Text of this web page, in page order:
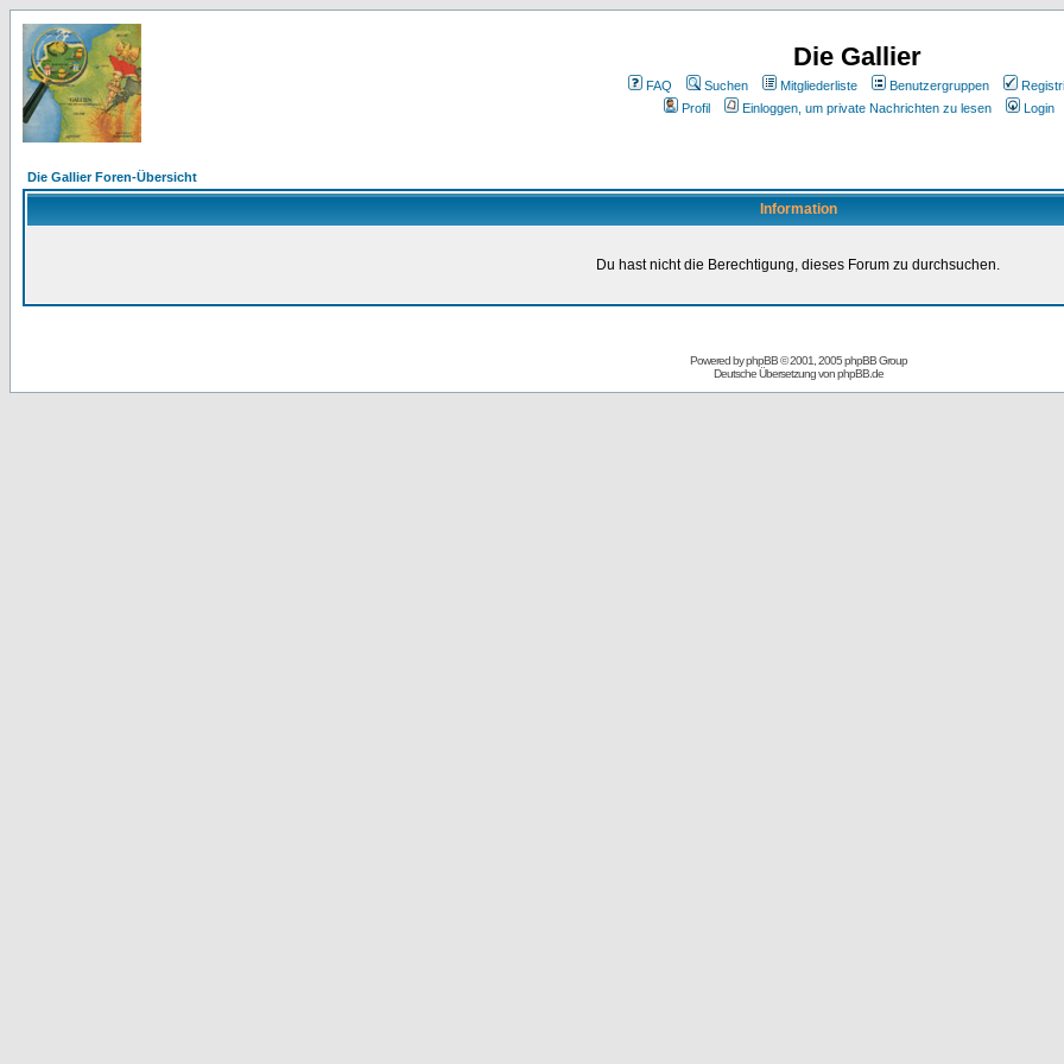
Die Gallier
FAQ Suchen Mitgliederliste Benutzergruppen
Profil
Einloggen, um private Nachrichten zu lesen Login
Die Gallier Foren-Übersicht
Information
Du hast nicht die Berechtigung, dieses Forum zu durchsuchen.
Powered byphpBB© 2001, 2005 phpBB Group
Deutsche Übersetzung vonphpBB.de